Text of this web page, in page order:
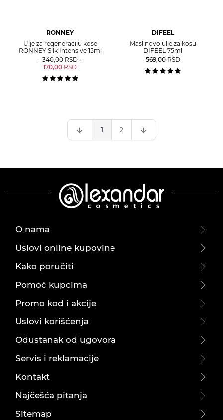
RONNEY
Ulje za regeneraciju kose
RONNEY Silk Intensive 15ml
340,00 RSD
170,00 RSD
DIFEEL
Maslinovo ulje za kosu
DIFEEL 75ml
569,00 RSD
1 2
O nama
Uslovi online kupovine
Kako poručiti
Pomoć kupcima
Promo kod i akcije
Uslovi korišćenja
Odustanak od ugovora
Servis i reklamacije
Kontakt
Najčešća pitanja
Sitemap